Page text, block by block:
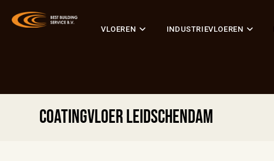
VLOEREN INDUSTRIEVLOEREN
Coatingvloer Leidschendam